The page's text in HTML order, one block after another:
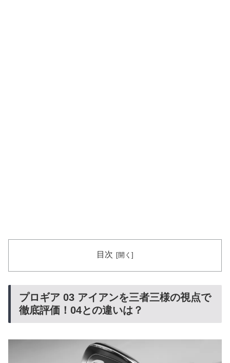
目次
プロギア 03 アイアンを三者三様の視点で
徹底評価！04との違いは？